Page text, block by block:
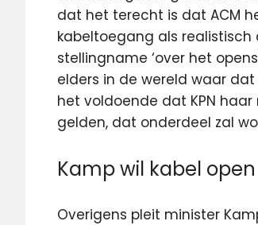
dat het terecht is dat ACM
kabeltoegang als
stellingname ‘over het
elders in de wereld waar dat
het voldoende dat KPN
gelden, dat onderdeel zal
Kamp wil kabel
Overigens pleit minister